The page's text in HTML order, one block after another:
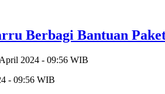
Berbagi Bantuan
2024 - 09:56 WIB
- 09:56 WIB